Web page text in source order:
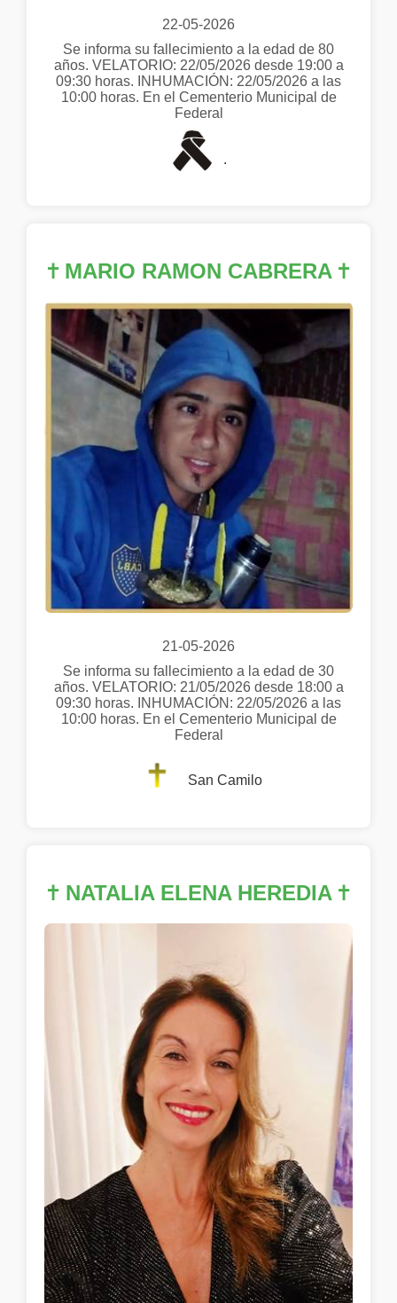
22-05-2026
Se informa su fallecimiento a la edad de 80
años. VELATORIO: 22/05/2026 desde 19:00 a
09:30 horas. INHUMACIÓN: 22/05/2026 a las
10:00 horas. En el Cementerio Municipal de
Federal
.
✝ MARIO RAMON CABRERA ✝
21-05-2026
Se informa su fallecimiento a la edad de 30
años. VELATORIO: 21/05/2026 desde 18:00 a
09:30 horas. INHUMACIÓN: 22/05/2026 a las
10:00 horas. En el Cementerio Municipal de
Federal
San Camilo
✝ NATALIA ELENA HEREDIA ✝